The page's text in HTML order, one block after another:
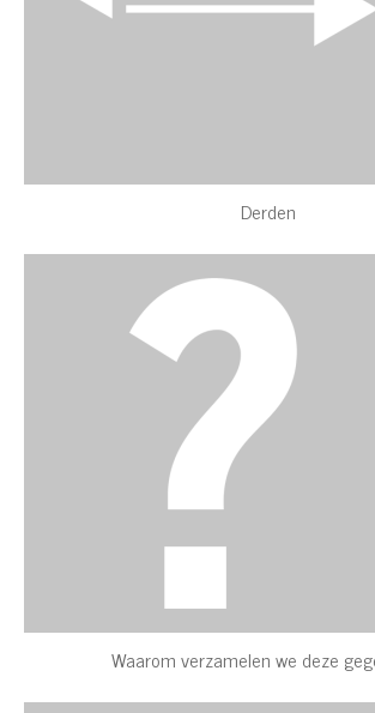
Derden
Waarom verzamelen we deze